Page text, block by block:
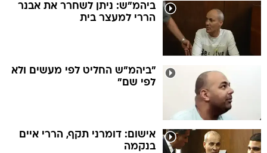
ביהמ"ש: ניתן לשחרר את אבנר
הררי למעצר בית
"ביהמ"ש החליט לפי מעשים ולא
לפי שם"
אישום: דומרני תקף, הררי איים
בנקמה